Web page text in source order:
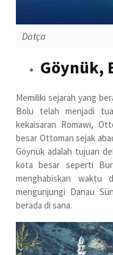
Datça
Göynük,
Memiliki sejarah yang
Bolu telah menjadi
kekaisaran Romawi,
besar Ottoman sejak
Göynük adalah tujuan
kota besar seperti
menghabiskan waktu
mengunjungi Danau
berada di sana.